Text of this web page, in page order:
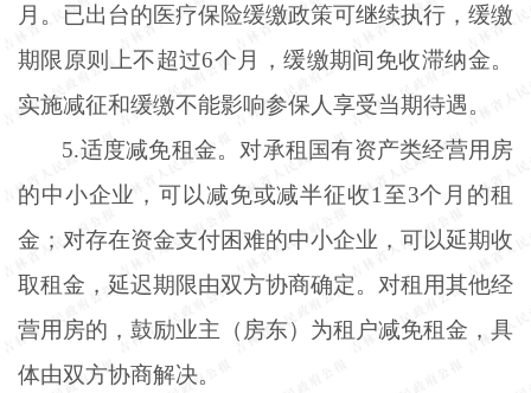
月。已出台的医疗保险缓缴政策可继续执行，缓缴
期限原则上不超过6个月，缓缴期间免收滞纳金。
实施减征和缓缴不能影响参保人享受当期待遇。
5.适度减免租金。对承租国有资产类经营用房
的中小企业，可以减免或减半征收1至3个月的租
金；对存在资金支付困难的中小企业，可以延期收
取租金，延迟期限由双方协商确定。对租用其他经
营用房的，鼓励业主（房东）为租户减免租金，具
体由双方协商解决。